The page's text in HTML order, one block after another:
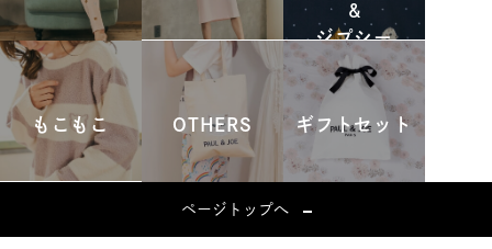
&
ジプシー
もこもこ OTHERS ギフトセット
ページトップへ